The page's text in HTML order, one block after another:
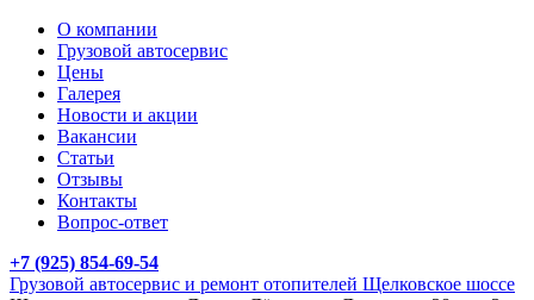
О компании
Грузовой автосервис
Цены
Галерея
Новости и акции
Вакансии
Статьи
Отзывы
Контакты
Вопрос-ответ
+7 (925) 854-69-54
Грузовой автосервис и ремонт отопителей Щелковское шоссе